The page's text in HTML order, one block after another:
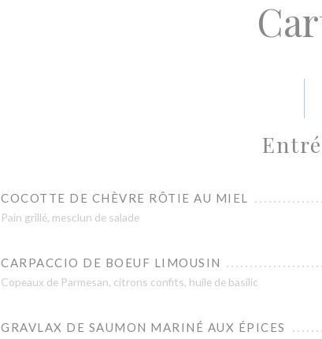
COCOTTE DE CHÈVRE RÔTIE AU MIEL
Pain grillé, mesclun de salade
CARPACCIO DE BOEUF LIMOUSIN
Copeaux de Parmesan, citrons confits, huile de basilic
GRAVLAX DE SAUMON MARINÉ AUX ÉPICES